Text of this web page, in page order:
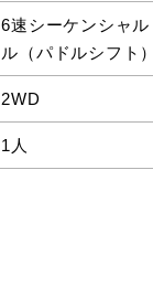
6速シーケンシャ
ル（パドルシフト）
2WD
1人